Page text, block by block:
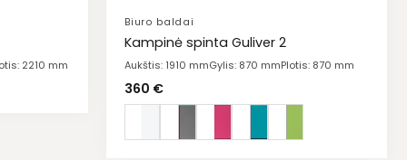
2210 mm
Biuro baldai
Kampinė spinta Guliver 2
Aukštis: 1910 mmGylis: 870 mmPlotis: 870 mm
360 €